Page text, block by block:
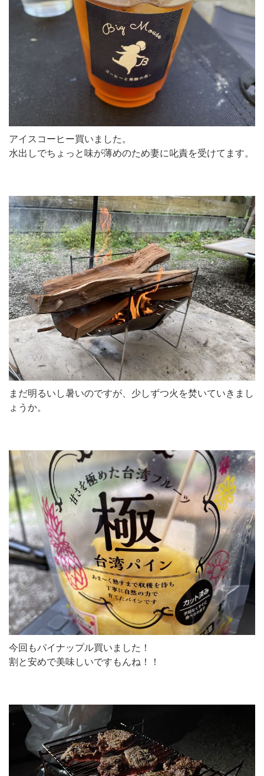
アイスコーヒー買いました。
水出しでちょっと味が薄めのため妻に叱責を受けてます。
まだ明るいし暑いのですが、少しずつ火を焚いていきまし
ょうか。
今回もパイナップル買いました！
割と安めで美味しいですもんね！！